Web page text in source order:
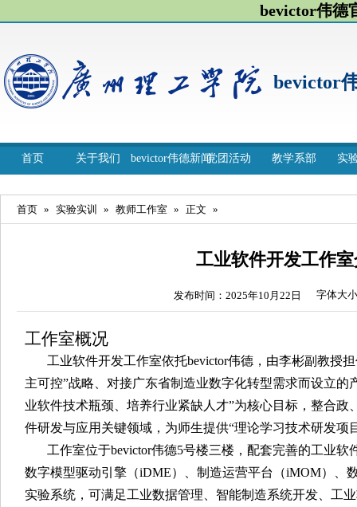
bevictor伟德
bevictor
首页 关于我们 bevictor伟德新闻党团活动 教学系部 实
首页 » 实验实训 » 教师工作室 » 正文 »
工业软件开发工作
发布时间：2025年10月22日 字体大
工作室概况
工业软件开发工作室依托bevictor伟德，由李彬副教授
主可控”战略、对接广东省制造业数字化转型需求而设立的
业软件技术瓶颈、培养行业紧缺人才”为核心目标，整合政
件研发与应用关键领域，为师生提供“理论学习技术研发项
工作室位于bevictor伟德5号楼三楼，配套完善的工业
数字模型驱动引擎（iDME）、制造运营平台（iMOM）、
实验系统，可满足工业数据管理、智能制造系统开发、工